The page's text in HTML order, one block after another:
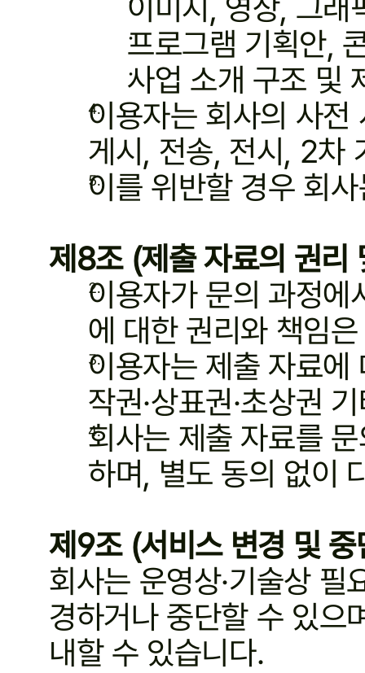
이미지, 영상, 그래
프로그램 기획안,
사업 소개 구조 및
이용자는 회사의 사전
게시, 전송, 전시, 2차
이를 위반할 경우 회
제8조 (제출 자료의 권리
이용자가 문의 과정에
에 대한 권리와 책임
이용자는 제출 자료
작권·상표권·초상권
회사는 제출 자료를
하며, 별도 동의 없이
제9조 (서비스 변경 및 중
회사는 운영상·기술상
경하거나 중단할 수 있으
내할 수 있습니다.